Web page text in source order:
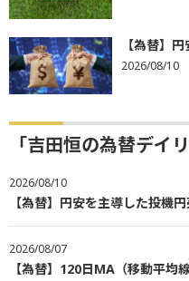
【為替】
2026/08/10
「吉田恒の為替デイ
2026/08/10
【為替】円安を主導した投機
2026/08/07
【為替】120日MA（移動平均